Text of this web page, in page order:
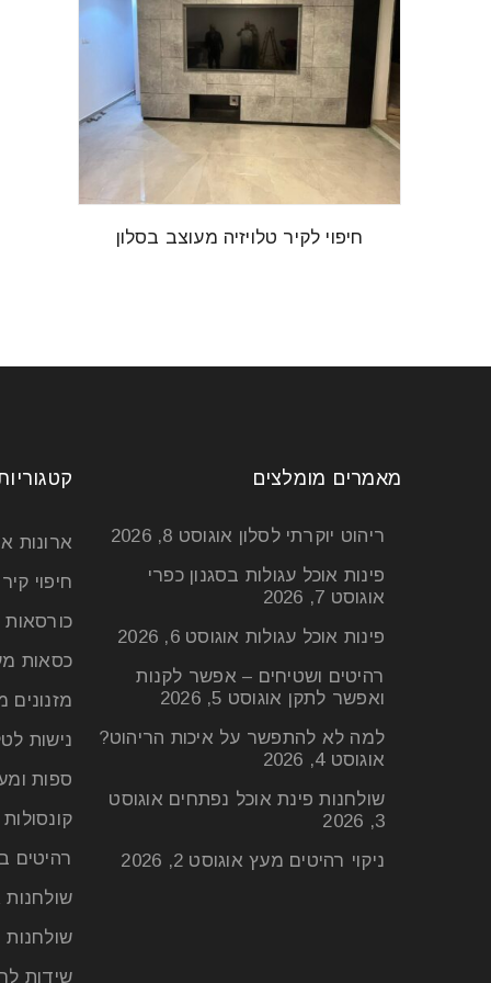
חיפוי לקיר טלויזיה מעוצב בסלון
ארונות
חיפוי קיר
כסאות
מזנונים
נישות
ספות
קונסולות
רהיטים
שולחנות
שולחנות
שידות
מאמרים מומלצים
ריהוט יוקרתי לסלון אוגוסט 8, 2026
פינות אוכל עגולות בסגנון כפרי
אוגוסט 7, 2026
פינות אוכל עגולות אוגוסט 6, 2026
רהיטים ושטיחים – אפשר לקנות
ואפשר לתקן אוגוסט 5, 2026
למה לא להתפשר על איכות הריהוט?
אוגוסט 4, 2026
שולחנות פינת אוכל נפתחים אוגוסט
3, 2026
ניקוי רהיטים מעץ אוגוסט 2, 2026